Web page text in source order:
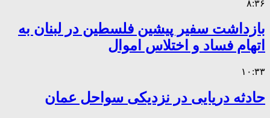
۸:۳۶
بازداشت سفیر پیشین فلسطین در لبنان به
اتهام فساد و اختلاس اموال
۱۰:۳۳
حادثه دریایی در نزدیکی سواحل عمان